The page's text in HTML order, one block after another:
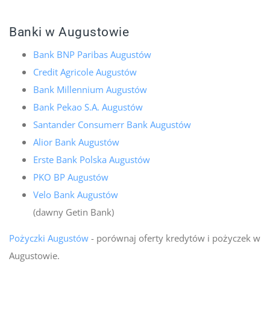
Banki w Augustowie
Bank BNP Paribas Augustów
Credit Agricole Augustów
Bank Millennium Augustów
Bank Pekao S.A. Augustów
Santander Consumerr Bank Augustów
Alior Bank Augustów
Erste Bank Polska Augustów
PKO BP Augustów
Velo Bank Augustów
(dawny Getin Bank)
Pożyczki Augustów- porównaj oferty kredytów i pożyczek w
Augustowie.